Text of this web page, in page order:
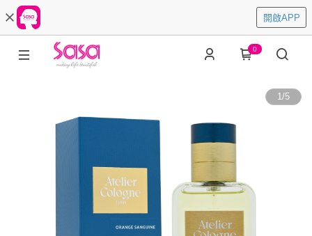
開啟APP
0
1/5